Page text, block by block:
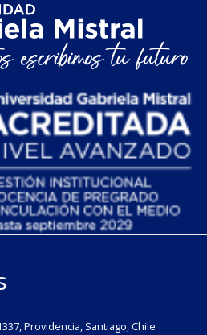
Providencia, Santiago, Chile